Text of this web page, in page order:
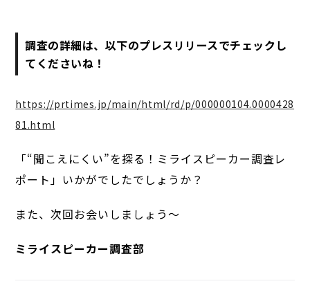
調査の詳細は、以下のプレスリリースでチェックし
てくださいね！
https://prtimes.jp/main/html/rd/p/000000104.0000428
81.html
「“聞こえにくい”を探る！ミライスピーカー調査レ
ポート」いかがでしたでしょうか？
また、次回お会いしましょう〜
ミライスピーカー調査部